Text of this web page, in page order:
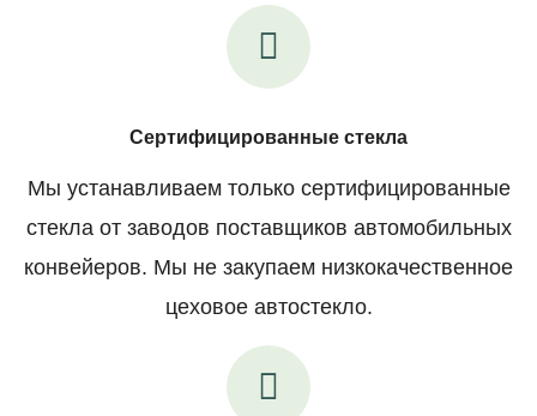
Сертифицированные стекла
Мы устанавливаем только сертифицированные
стекла от заводов поставщиков автомобильных
конвейеров. Мы не закупаем низкокачественное
цеховое автостекло.